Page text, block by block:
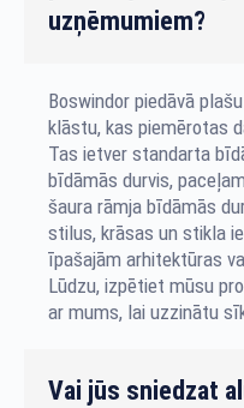
uzņēmumiem?
Boswindor piedāvā
klāstu, kas piemērotas
Tas ietver standarta
bīdāmās durvis,
šaura rāmja bīdāmās
stilus, krāsas un stikla
īpašajām arhitektūras
Lūdzu, izpētiet mūsu
ar mums, lai uzzinātu
Vai jūs sniedzat